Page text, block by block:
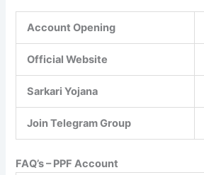
Account Opening
Official Website
Sarkari Yojana
Join Telegram Group
FAQ’s – PPF Account